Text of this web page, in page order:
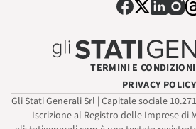
TERMINI E CONDIZIONI
PRIVACY POLICY
Gli Stati Generali Srl | Capitale sociale
Iscrizione al Registro delle Imprese di